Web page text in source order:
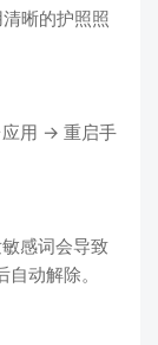
晰的护照照
用 → 重启手
感词会导致
动解除。